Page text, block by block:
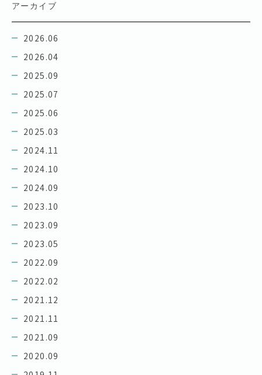
アーカイブ
2026.06
2026.04
2025.09
2025.07
2025.06
2025.03
2024.11
2024.10
2024.09
2023.10
2023.09
2023.05
2022.09
2022.02
2021.12
2021.11
2021.09
2020.09